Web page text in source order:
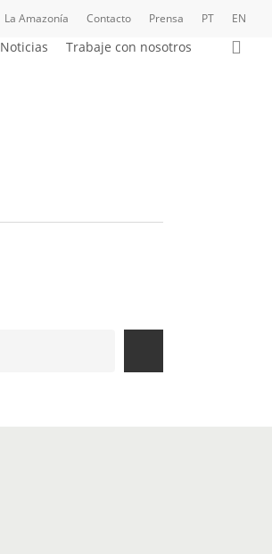
La Amazonía Contacto Prensa PT EN
Noticias Trabaje con nosotros